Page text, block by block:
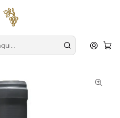
a partir de
Quinta do Crasto
75cl